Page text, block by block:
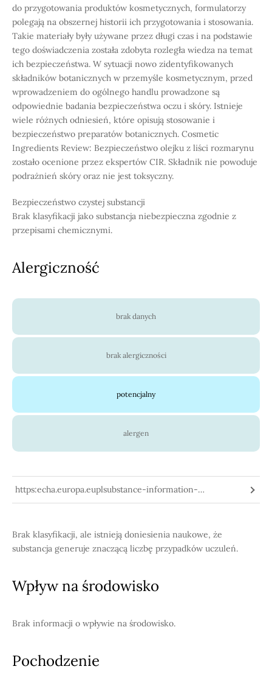
do przygotowania produktów kosmetycznych, formulatorzy
polegają na obszernej historii ich przygotowania i stosowania.
Takie materiały były używane przez długi czas i na podstawie
tego doświadczenia została zdobyta rozległa wiedza na temat
ich bezpieczeństwa. W sytuacji nowo zidentyfikowanych
składników botanicznych w przemyśle kosmetycznym, przed
wprowadzeniem do ogólnego handlu prowadzone są
odpowiednie badania bezpieczeństwa oczu i skóry. Istnieje
wiele różnych odniesień, które opisują stosowanie i
bezpieczeństwo preparatów botanicznych. Cosmetic
Ingredients Review: Bezpieczeństwo olejku z liści rozmarynu
zostało ocenione przez ekspertów CIR. Składnik nie powoduje
podrażnień skóry oraz nie jest toksyczny.
Bezpieczeństwo czystej substancji
Brak klasyfikacji jako substancja niebezpieczna zgodnie z
przepisami chemicznymi.
Alergiczność
brak danych
brak alergiczności
potencjalny
alergen
https:echa.europa.euplsubstance-information-
substanceinfo100.109.428
Brak klasyfikacji, ale istnieją doniesienia naukowe, że
substancja generuje znaczącą liczbę przypadków uczuleń.
Wpływ na środowisko
Brak informacji o wpływie na środowisko.
Pochodzenie